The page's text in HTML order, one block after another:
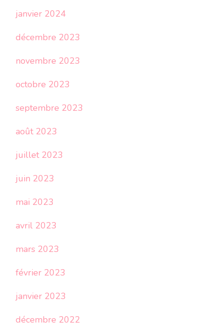
janvier 2024
décembre 2023
novembre 2023
octobre 2023
septembre 2023
août 2023
juillet 2023
juin 2023
mai 2023
avril 2023
mars 2023
février 2023
janvier 2023
décembre 2022